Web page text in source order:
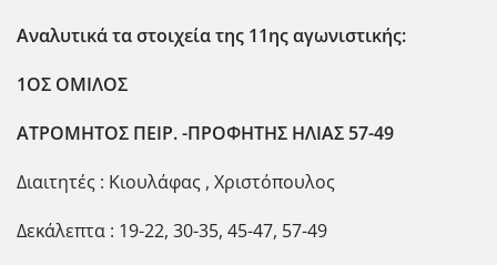
Αναλυτικά τα στοιχεία της 11ης αγωνιστικής:
1ΟΣ ΟΜΙΛΟΣ
ΑΤΡΟΜΗΤΟΣ ΠΕΙΡ. -ΠΡΟΦΗΤΗΣ ΗΛΙΑΣ 57-49
Διαιτητές : Κιουλάφας , Χριστόπουλος
Δεκάλεπτα : 19-22, 30-35, 45-47, 57-49